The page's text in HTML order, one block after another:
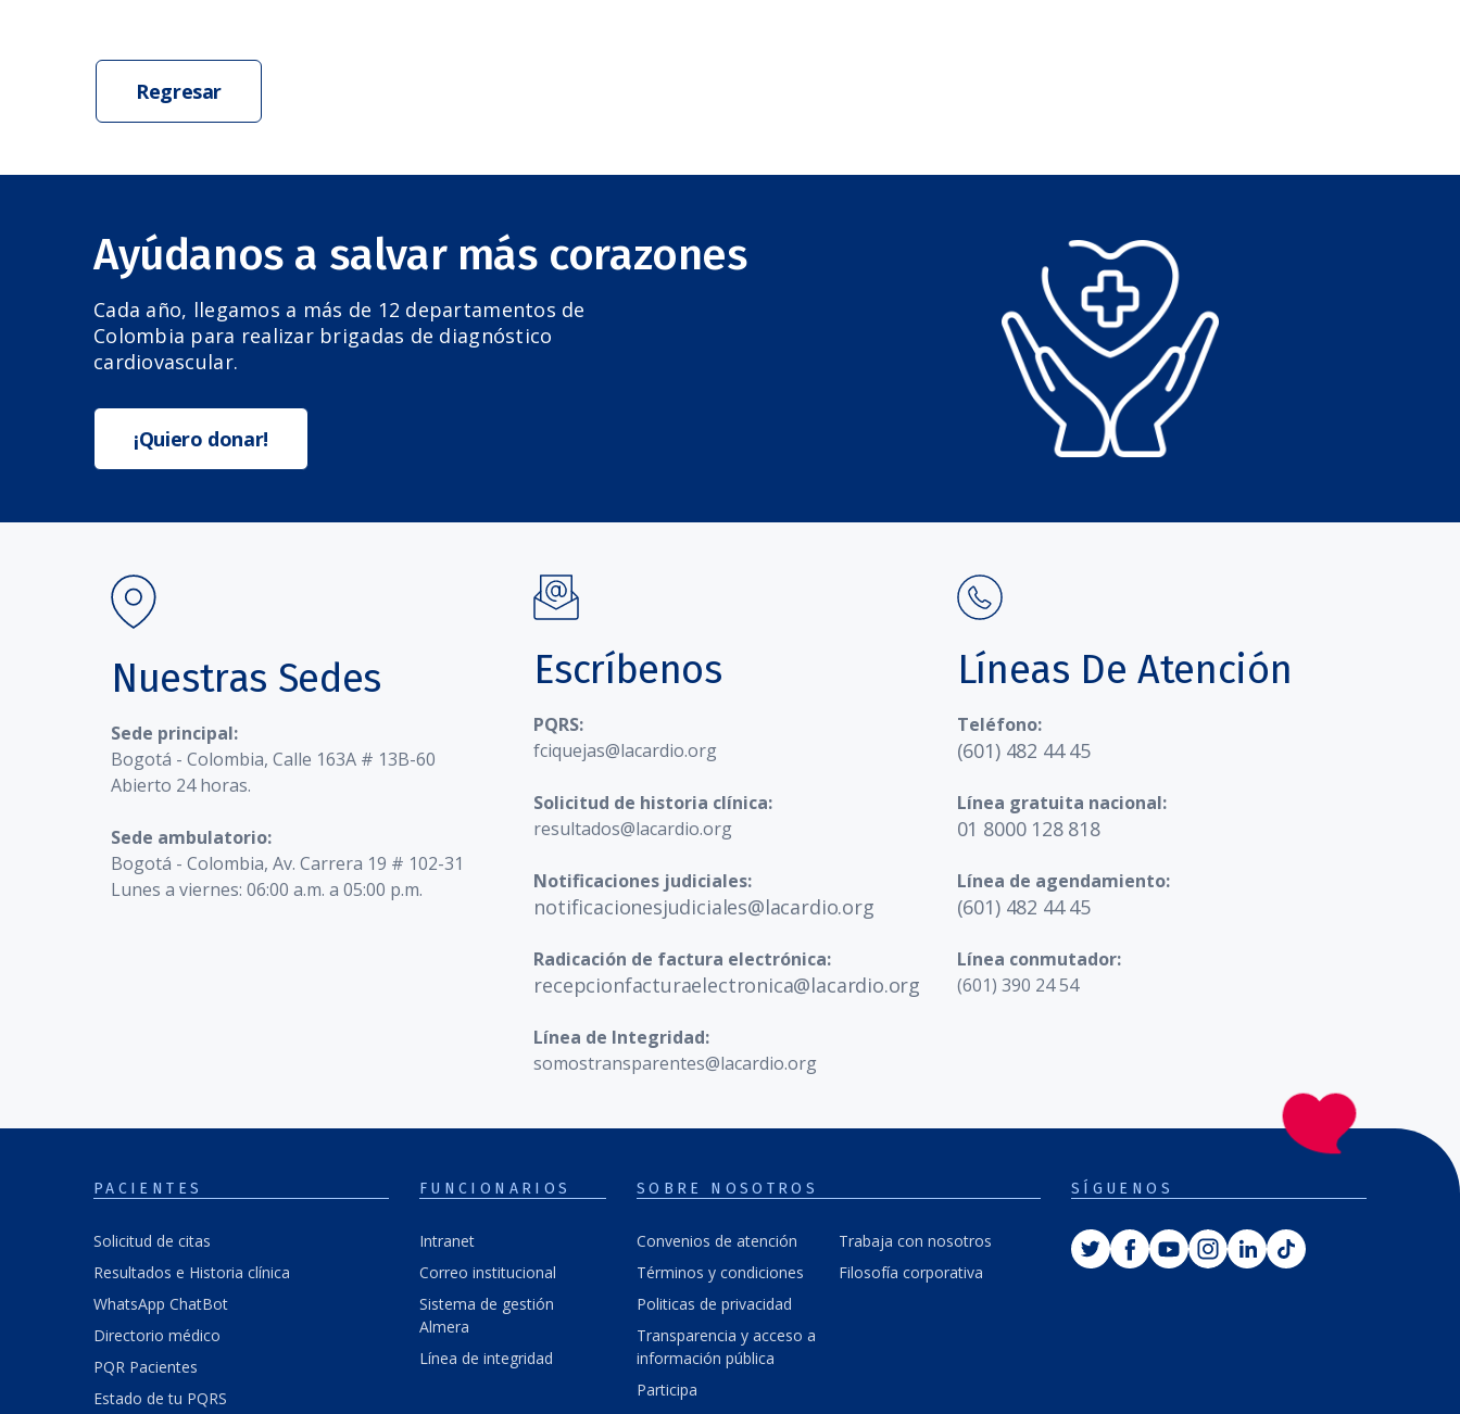
Regresar
Ayúdanos a salvar más corazones
Cada año, llegamos a más de 12 departamentos de
Colombia para realizar brigadas de diagnóstico
cardiovascular.
¡Quiero donar!
Nuestras Sedes
Sede principal:
Bogotá - Colombia, Calle 163A # 13B-60
Abierto 24 horas.
Sede ambulatorio:
Bogotá - Colombia, Av. Carrera 19 # 102-31
Lunes a viernes: 06:00 a.m. a 05:00 p.m.
Escríbenos
PQRS:
fciquejas@lacardio.org
Solicitud de historia clínica:
resultados@lacardio.org
Notificaciones judiciales:
notificacionesjudiciales@lacardio.org
Radicación de factura electrónica:
recepcionfacturaelectronica@lacardio.org
Línea de Integridad:
somostransparentes@lacardio.org
Líneas De Atención
Teléfono:
(601) 482 44 45
Línea gratuita nacional:
01 8000 128 818
Línea de agendamiento:
(601) 482 44 45
Línea conmutador:
(601) 390 24 54
PACIENTES
Solicitud de citas
Resultados e Historia clínica
WhatsApp ChatBot
Directorio médico
PQR Pacientes
Estado de tu PQRS
FUNCIONARIOS
Intranet
Correo institucional
Sistema de gestión
Almera
Línea de integridad
SOBRE NOSOTROS
Convenios de atención
Términos y condiciones
Politicas de privacidad
Transparencia y acceso a
información pública
Participa
Trabaja con nosotros
Filosofía corporativa
SÍGUENOS
TwitterFacebook
YoutubeInstagram
LinkedinTiktok